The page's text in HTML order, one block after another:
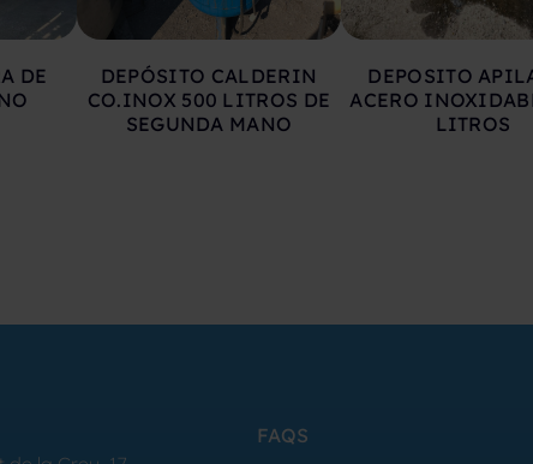
DE
DEPÓSITO CALDERIN
CO.INOX 500 LITROS DE
SEGUNDA MANO
DEPOSITO
ACERO
LITROS
FAQS